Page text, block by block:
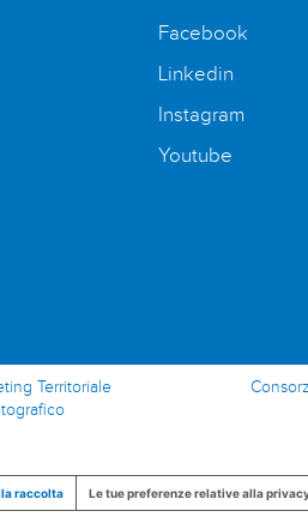
Facebook
Linkedin
Instagram
Youtube
Territoriale
raccolta Le tue preferenze relative alla